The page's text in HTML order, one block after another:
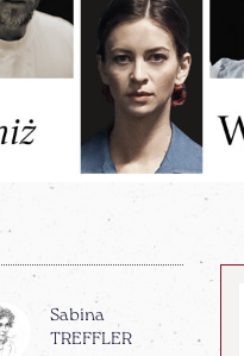
Sabina
TREFFLER